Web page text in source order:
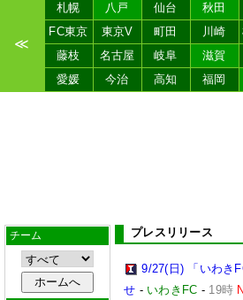
≪
札幌 八戸 仙台 秋田
FC東京
東京V 町田 川崎
藤枝
名古屋 岐阜 滋賀
愛媛
今治 高知 福岡
チーム プレスリリース
9/27(日) 「いわき
せ - いわきFC - 19時